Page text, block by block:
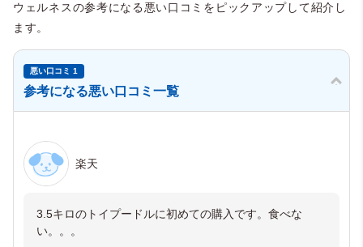
ウェルネスの参考になる悪い口コミをピックアップして紹介し
ます。
悪い口コミ 1
参考になる悪い口コミ一覧
楽天
3.5キロのトイプードルに初めての購入です。食べな
い。。。